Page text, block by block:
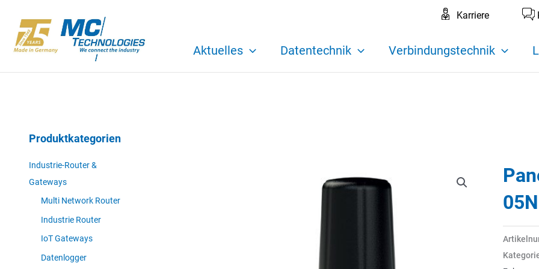
Inhalt
springen
Karriere
Aktuelles Datentechnik Verbindungstechnik
Produktkategorien
Industrie-Router &
Gateways
Multi Network Router
Industrie Router
IoT Gateways
Datenlogger